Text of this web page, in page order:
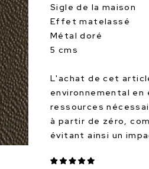
Sigle de la maison
Effet matelassé
Métal doré
5 cms
L'achat de cet
environnemental
ressources
à partir de zéro,
évitant ainsi un